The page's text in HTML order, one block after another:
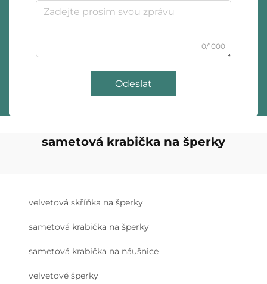
0/1000
Odeslat
sametová krabička na šperky
velvetová skříňka na šperky
sametová krabička na šperky
sametová krabička na náušnice
velvetové šperky